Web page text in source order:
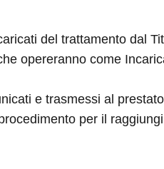
del trattamento dal
opereranno come
e trasmessi al
per il